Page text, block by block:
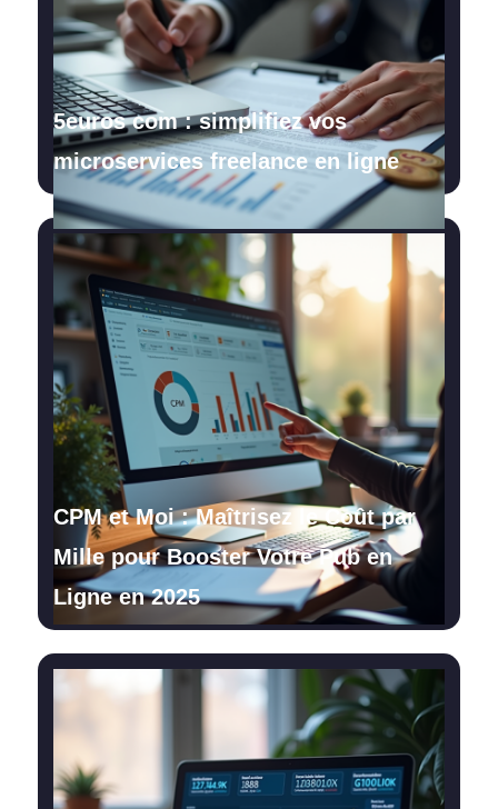
5euros com : simplifiez vos
microservices freelance en ligne
CPM et Moi : Maîtrisez le Coût par
Mille pour Booster Votre Pub en
Ligne en 2025